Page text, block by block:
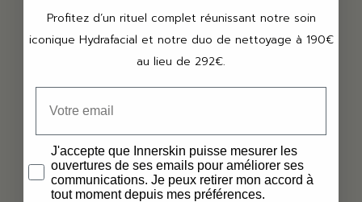
Rétinol pur
Le rétinol pur, un dérivé puissant de la vitamine A, stimule le
renouvellement cellulaire, réduisant ainsi les rides et les taches
pigmentaires tout en améliorant la texture de la peau. Grâce à sa
mélanine, il aide à obtenir une peau plus lisse, plus ferme et plus
uniforme.
Profitez d’un rituel complet réunissant notre soin
iconique Hydrafacial et notre duo de nettoyage à 190€
au lieu de 292€.
J'accepte que Innerskin puisse mesurer les
ouvertures de ses emails pour améliorer ses
communications. Je peux retirer mon accord à
tout moment depuis mes préférences.